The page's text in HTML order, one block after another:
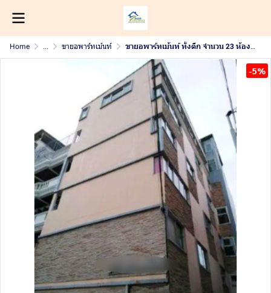
Home ... ขายอพาร์ทเม้นท์ ขายอพาร์ทเม้นท์ ทั้งตึก จำนวน 23 ห้อง ห่าง MRT ห้วยขวาง เพียง 500ม. ใกล้ ถ.รัชดา และ ซอยอินทามระ พื้นที่ 50 ตรว.
-5%